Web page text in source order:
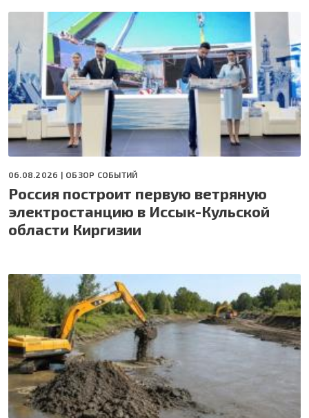
06.08.2026 | ОБЗОР СОБЫТИЙ
Россия построит первую ветряную
электростанцию в Иссык-Кульской
области Киргизии